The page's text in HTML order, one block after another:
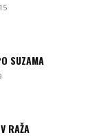
SUZAMA
RAŽA